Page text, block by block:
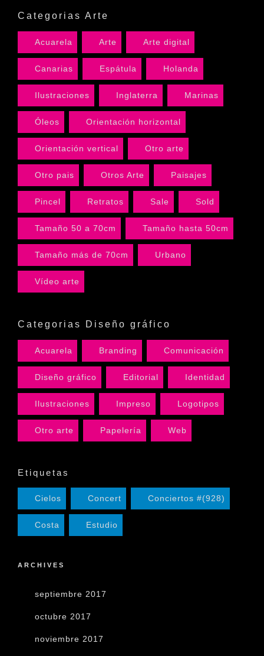
Categorias Arte
Acuarela Arte Arte digital
Canarias Espátula Holanda
Ilustraciones Inglaterra Marinas
Óleos Orientación horizontal
Orientación vertical Otro arte
Otro pais Otros Arte Paisajes
Pincel Retratos Sale Sold
Tamaño 50 a 70cm Tamaño hasta 50cm
Tamaño más de 70cm Urbano
Vídeo arte
Categorias Diseño gráfico
Acuarela Branding Comunicación
Diseño gráfico Editorial Identidad
Ilustraciones Impreso Logotipos
Otro arte Papelería Web
Etiquetas
Cielos Concert Conciertos #(928)
Costa Estudio
ARCHIVES
septiembre 2017
octubre 2017
noviembre 2017